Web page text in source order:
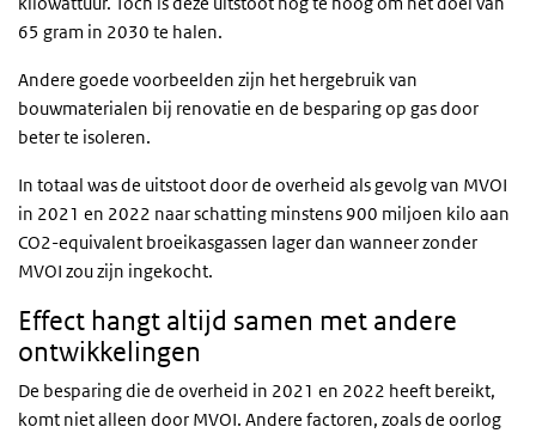
65 gram in 2030 te halen.
Andere goede voorbeelden zijn het hergebruik van
bouwmaterialen bij renovatie en de besparing op gas door
beter te isoleren.
In totaal was de uitstoot door de overheid als gevolg van MVOI
in 2021 en 2022 naar schatting minstens 900 miljoen kilo aan
CO2-equivalent broeikasgassen lager dan wanneer zonder
MVOI zou zijn ingekocht.
Effect hangt altijd samen met andere
ontwikkelingen
De besparing die de overheid in 2021 en 2022 heeft bereikt,
komt niet alleen door MVOI. Andere factoren, zoals de oorlog